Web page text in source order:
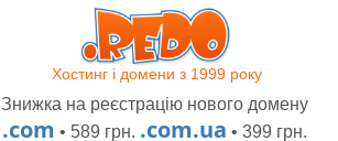
Хостинг і домени з 1999 року
Знижка на реєстрацію нового домену
.com • 589 грн. .com.ua • 399 грн.